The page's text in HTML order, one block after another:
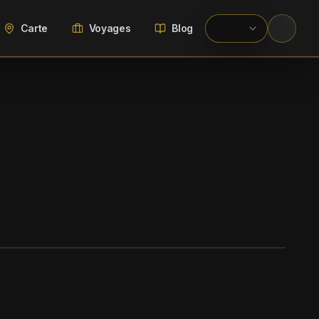
Carte Voyages Blog